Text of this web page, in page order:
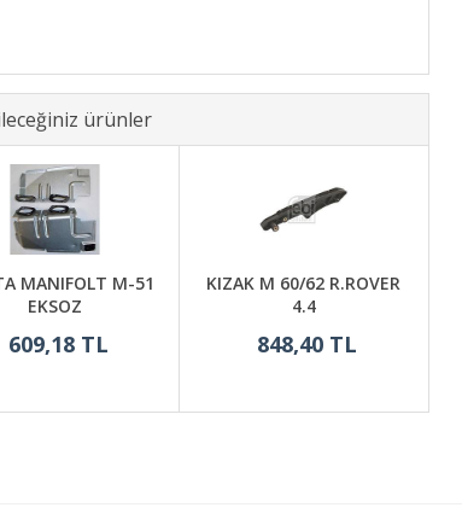
ürünler
MANIFOLT M-51
EKSOZ
609,18 TL
KIZAK M 60/62 R.ROVER
4.4
848,40 TL